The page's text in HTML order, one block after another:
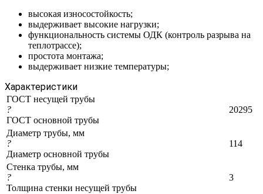
высокая износостойкость;
выдерживает высокие нагрузки;
функциональность системы ОДК (контроль разрыва на
теплотрассе);
простота монтажа;
выдерживает низкие температуры;
Характеристики
ГОСТ несущей трубы
?
ГОСТ основной трубы
20295
Диаметр трубы, мм
?
Диаметр основной трубы
114
Стенка трубы, мм
?
Толщина стенки несущей трубы
3